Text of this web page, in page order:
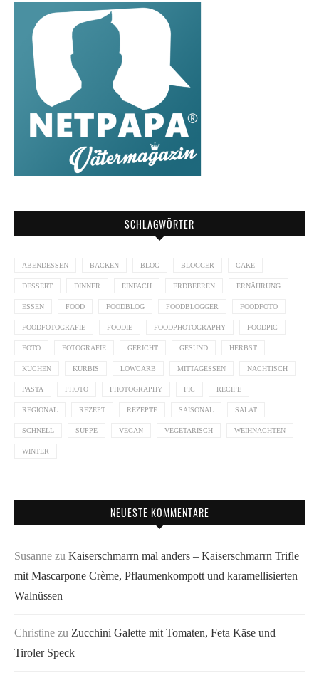
SCHLAGWÖRTER
ABENDESSEN BACKEN BLOG BLOGGER CAKE
DESSERT DINNER EINFACH ERDBEEREN ERNÄHRUNG
ESSEN FOOD FOODBLOG FOODBLOGGER FOODFOTO
FOODFOTOGRAFIE FOODIE FOODPHOTOGRAPHY FOODPIC
FOTO FOTOGRAFIE GERICHT GESUND HERBST
KUCHEN KÜRBIS LOWCARB MITTAGESSEN NACHTISCH
PASTA PHOTO PHOTOGRAPHY PIC RECIPE
REGIONAL REZEPT REZEPTE SAISONAL SALAT
SCHNELL SUPPE VEGAN VEGETARISCH WEIHNACHTEN
WINTER
NEUESTE KOMMENTARE
Susanne zu Kaiserschmarrn mal anders – Kaiserschmarrn Trifle
mit Mascarpone Crème, Pflaumenkompott und karamellisierten
Walnüssen
Christine zu Zucchini Galette mit Tomaten, Feta Käse und
Tiroler Speck